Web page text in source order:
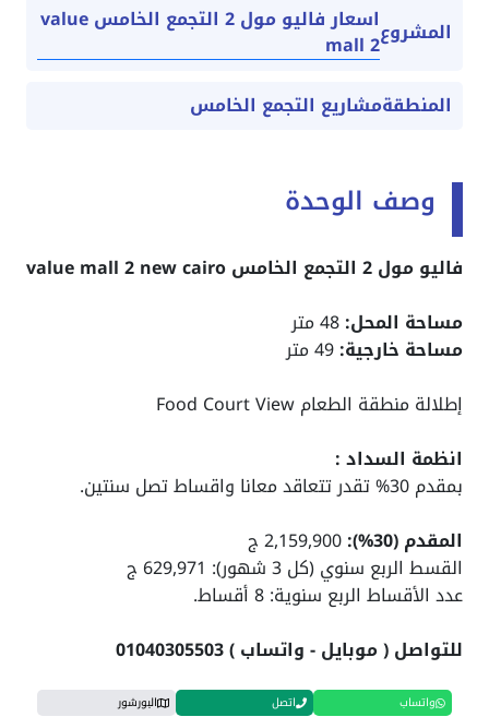
المشروع اسعار فاليو مول 2 التجمع الخامس value
mall 2
المنطقةمشاريع التجمع الخامس
وصف الوحدة
فاليو مول 2 التجمع الخامس value mall 2 new cairo
مساحة المحل:48 متر
مساحة خارجية:
إطلالة منطقة الطعام Food Court View
انظمة السداد :
بمقدم 30% تقدر تتعاقد معانا واقساط تصل سنتين.
المقدم (30%):
القسط الربع سنوي (كل 3 شهور): 629,971 ج
عدد الأقساط الربع سنوية: 8 أقساط.
للتواصل ( موبايل - واتساب ) 01040305503
واتساب اتصل البورشور